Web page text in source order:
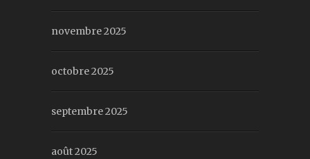
novembre 2025
octobre 2025
septembre 2025
août 2025